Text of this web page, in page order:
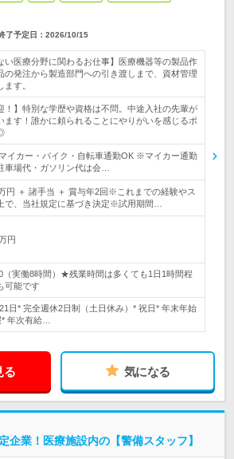
了予定日： 2026/10/15
い医療分野に関わるお仕事】医療機器等の製品作
の発注から製造部門への引き渡しまで、資材管理
す。
！】特別な学歴や資格は不問。中途入社の先輩が
ます！誰かに頼られることにやりがいを感じるポ
イカー・バイク・自転車通勤OK ※マイカー通勤
車場代・ガソリン代は会…
円 ＋ 諸手当 ＋ 賞与年2回※これまでの経験やス
で、当社規定に基づき決定※試用期間…
円
（実働8時間）★残業時間は多くても1日1時間程
可能です
日* 完全週休2日制（土日休み）* 祝日* 年末年始
年次有給…
る 気になる
企業！医療施設内の【警備スタッフ】